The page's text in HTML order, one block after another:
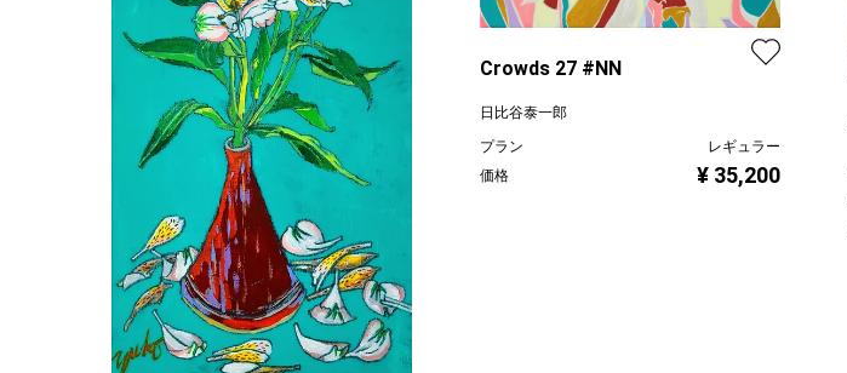
Crowds 27 #NN
日比谷泰一郎
プラン
レギュラー
価格
¥ 35,200